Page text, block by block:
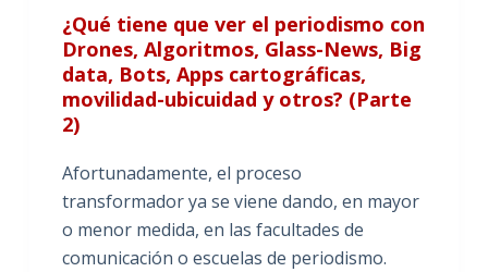
¿Qué tiene que ver el periodismo con
Drones, Algoritmos, Glass-News, Big
data, Bots, Apps cartográficas,
movilidad-ubicuidad y otros? (Parte
2)
Afortunadamente, el proceso
transformador ya se viene dando, en mayor
o menor medida, en las facultades de
comunicación o escuelas de periodismo.